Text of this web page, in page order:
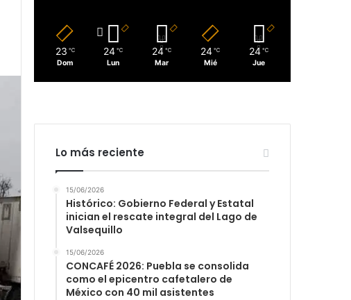
23 ℃
Dom
24 ℃
Lun
24 ℃
Mar
24 ℃
Mié
24 ℃
Jue
Lo más reciente
15/06/2026
Histórico: Gobierno Federal y Estatal
inician el rescate integral del Lago de
Valsequillo
15/06/2026
CONCAFÉ 2026: Puebla se consolida
como el epicentro cafetalero de
México con 40 mil asistentes